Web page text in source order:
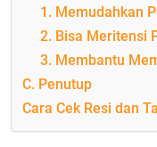
1. Memudahkan
2. Bisa Meritensi
3. Membantu
C. Penutup
Cara Cek Resi dan